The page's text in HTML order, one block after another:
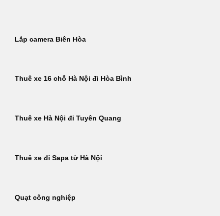
dungLắp camera Biên Hòa
Thuê xe 16 chỗ Hà Nội đi Hòa Bình
Thuê xe Hà Nội đi Tuyên Quang
Thuê xe đi Sapa từ Hà Nội
Quạt công nghiệp